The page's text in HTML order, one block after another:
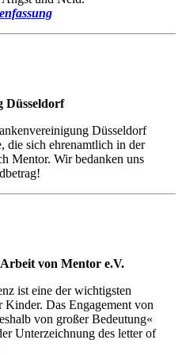
Düsseldorf
Düsseldorf
die sich ehrenamtlich in der
Mentor. Wir bedanken uns
von Mentor e.V.
ist eine der wichtigsten
Das Engagement von
von großer Bedeutung«
Unterzeichnung des letter of